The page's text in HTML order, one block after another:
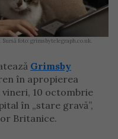
foto: grimsbytelegraph.co.uk.
Grimsby
în apropierea
10 octombrie
în „stare gravă”,
Britanice.